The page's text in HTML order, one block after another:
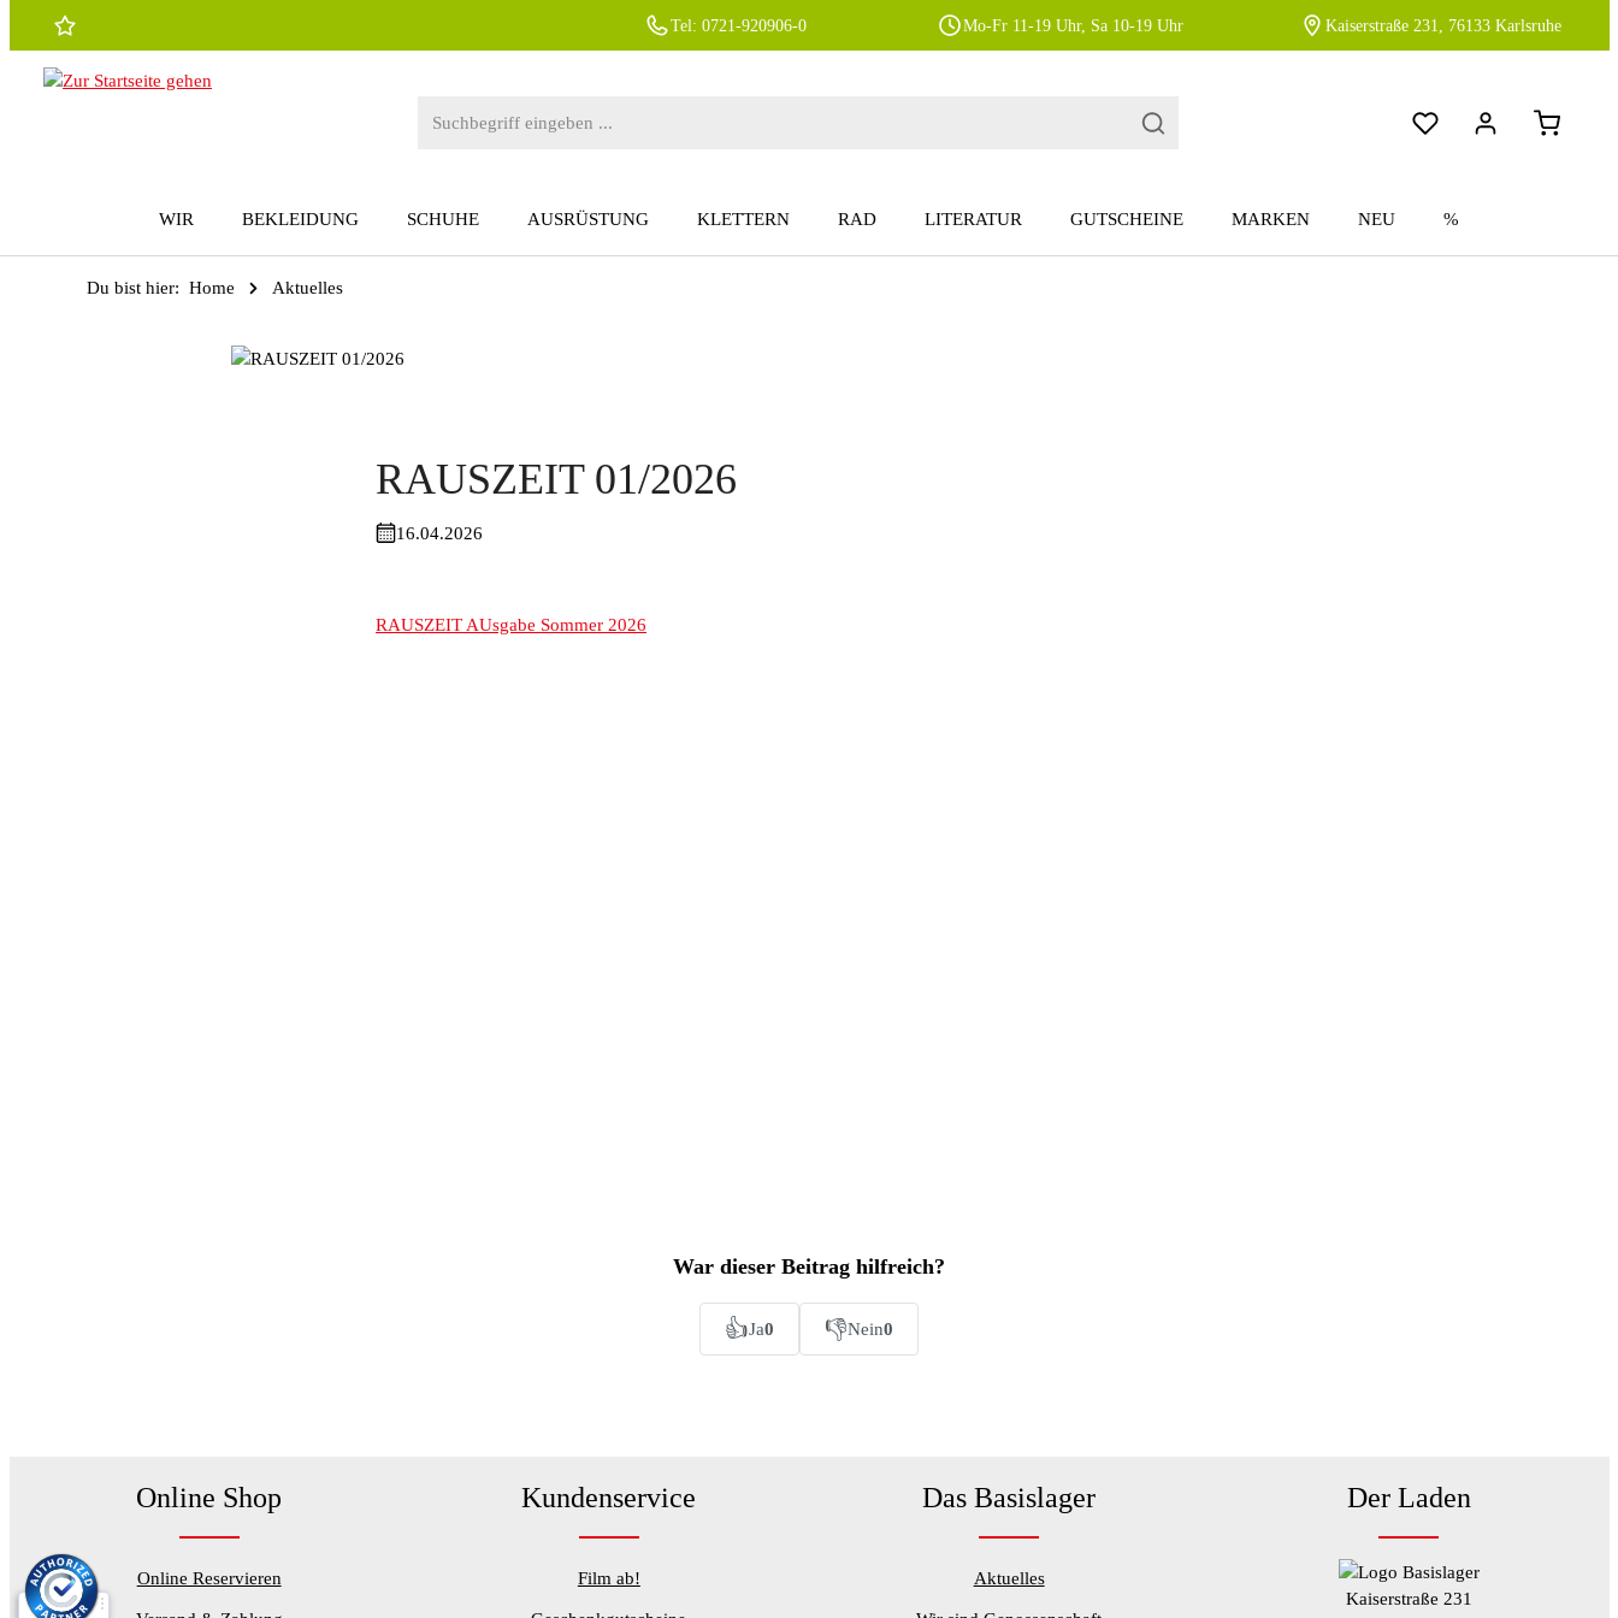
Hauptinhalt springen
Zur Suche springen
Zur Hauptnavigation springen Tel: 0721-920906-0 Mo-Fr 11-19 Uhr, Sa 10-19 Uhr Kaiserstraße 231, 76133 Karlsruhe
WIR BEKLEIDUNG SCHUHE AUSRÜSTUNG KLETTERN RAD LITERATUR GUTSCHEINE MARKEN NEU %
Du bist hier: Home Aktuelles
RAUSZEIT 01/2026
16.04.2026
RAUSZEIT AUsgabe Sommer 2026
War dieser Beitrag hilfreich?
👍Ja0 👎Nein0
Online Shop
Online Reservieren
Kundenservice
Film ab!
Das Basislager
Aktuelles
Der Laden
Kaiserstraße 231